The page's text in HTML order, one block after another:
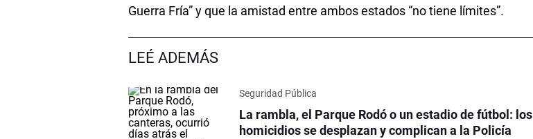
Guerra Fría” y que la amistad entre ambos estados “no tiene límites”.
LEÉ ADEMÁS
Seguridad Pública
La rambla, el Parque Rodó o un estadio de fútbol: los
homicidios se desplazan y complican a la Policía